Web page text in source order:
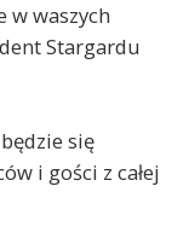
w waszych
Stargardu
się
i gości z całej